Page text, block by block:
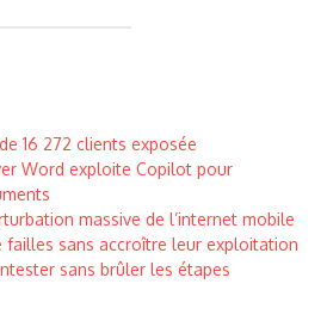
16 272 clients exposée
Word exploite Copilot pour
massive de l’internet mobile
failles sans accroître leur exploitation
sans brûler les étapes